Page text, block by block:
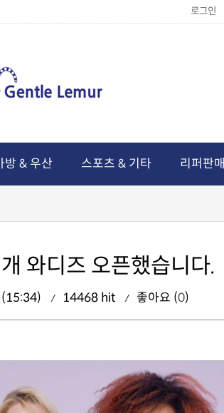
로그인
방 & 우산 스포츠 & 기타 리퍼판매
와디즈 오픈했습니다.
14468 hit 좋아요 (0)